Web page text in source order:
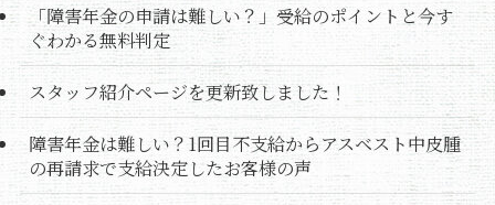
「障害年金の申請は難しい？」受給のポイントと今す
ぐわかる無料判定
スタッフ紹介ページを更新致しました！
障害年金は難しい？1回目不支給からアスベスト中皮腫
の再請求で支給決定したお客様の声